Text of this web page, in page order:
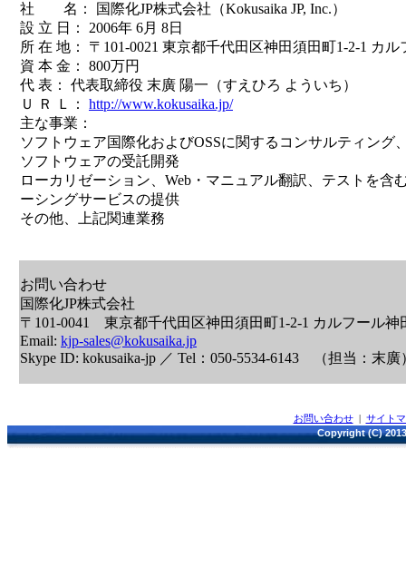
社 名： 国際化JP株式会社（Kokusaika JP, Inc.）
設 立 日： 2006年 6月 8日
所 在 地： 〒101-0021 東京都千代田区神田須田町1-2-1 カル
資 本 金： 800万円
代 表： 代表取締役 末廣 陽一（すえひろ よういち）
Ｕ Ｒ Ｌ： http://www.kokusaika.jp/
主な事業：
ソフトウェア国際化およびOSSに関するコンサルティング
ソフトウェアの受託開発
ローカリゼーション、Web・マニュアル翻訳、テストを含
ーシングサービスの提供
その他、上記関連業務
お問い合わせ
国際化JP株式会社
〒101-0041 東京都千代田区神田須田町1-2-1 カルフール神
Email: kjp-sales@kokusaika.jp
Skype ID: kokusaika-jp ／ Tel：050-5534-6143 （担当：末廣
お問い合わせ| サイト
Copyright (C)